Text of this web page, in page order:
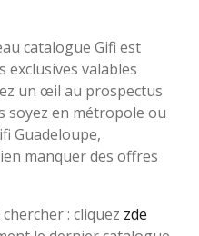
catalogue Gifi est
exclusives valables
un œil au prospectus
soyez en métropole ou
Guadeloupe,
manquer des offres
: cliquez zde